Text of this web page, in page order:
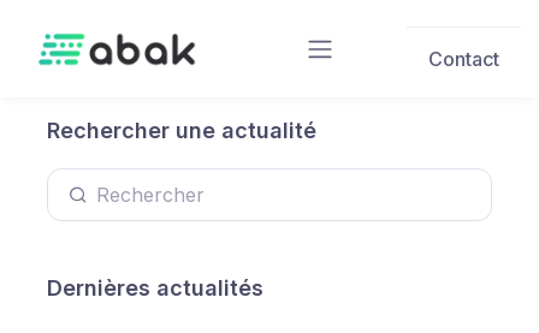
Contact
Rechercher une actualité
Dernières actualités